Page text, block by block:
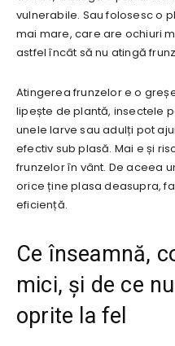
vulnerabile. Sau folosesc o
mai mare, care are ochiuri
astfel încât să nu atingă
Atingerea frunzelor e o
lipește de plantă, insectele
unele larve sau adulți pot
efectiv sub plasă. Mai e și
frunzelor în vânt. De aceea
orice ține plasa deasupra,
eficiență.
Ce înseamnă,
mici, și de ce
oprite la fel